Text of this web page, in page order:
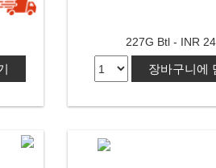
227G Btl - INR
장바구니에